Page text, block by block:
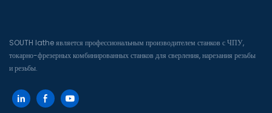
SOUTH lathe является профессиональным производителем станков с ЧПУ,
токарно-фрезерных комбинированных станков для сверления, нарезания резьбы
и резьбы.